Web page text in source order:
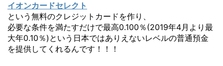
イオンカードセレクト
という無料のクレジットカードを作り、
必要な条件を満たすだけで最高0.100％(2019年4月より最
大年0.10％)という日本ではありえないレベルの普通預金
を提供してくれるんです！！！